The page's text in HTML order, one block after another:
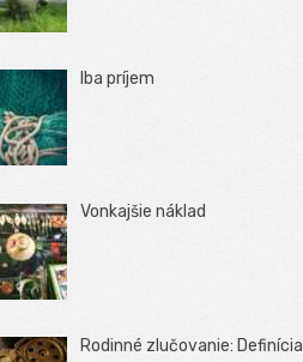
Iba príjem
Vonkajšie náklad
Rodinné zlučovanie: Definícia